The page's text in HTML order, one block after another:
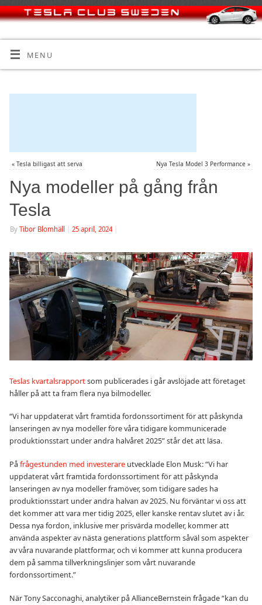
MENU
« Tesla billigast att serva Nya Tesla Model 3 Performance »
Nya modeller på gång från
Tesla
By Tibor Blomhäll 25 april, 2024
Teslas kvartalsrapportsom publicerades i går avslöjade att företaget
håller på att ta fram flera nya bilmodeller.
“Vi har uppdaterat vårt framtida fordonssortiment för att påskynda
lanseringen av nya modeller före våra tidigare kommunicerade
produktionsstart under andra halvåret 2025” står det att läsa.
På frågestunden med investerare utvecklade Elon Musk: “Vi har
uppdaterat vårt framtida fordonssortiment för att påskynda
lanseringen av nya modeller framöver, som tidigare sades ha
produktionsstart under andra halvan av 2025. Nu förväntar vi oss att
det kommer att vara mer tidig 2025, eller kanske rentav slutet av i år.
Dessa nya fordon, inklusive mer prisvärda modeller, kommer att
använda aspekter av nästa generations plattform såväl som aspekter
av våra nuvarande plattformar, och vi kommer att kunna producera
dem på samma tillverkningslinjer som vårt nuvarande
fordonssortiment.”
När Tony Sacconaghi, analytiker på AllianceBernstein frågade “kan du